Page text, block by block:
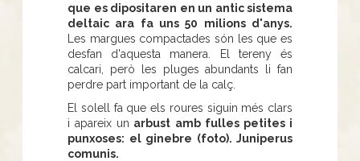
que es dipositaren en un antic sistema
deltaic ara fa uns 50 milions d'anys.
Les margues compactades són les que es
desfan d'aquesta manera. El tereny és
calcari, però les pluges abundants li fan
perdre part important de la calç.
El solell fa que els roures siguin més clars
i apareix un arbust amb fulles petites i
punxoses: el ginebre (foto). Juniperus
comunis.